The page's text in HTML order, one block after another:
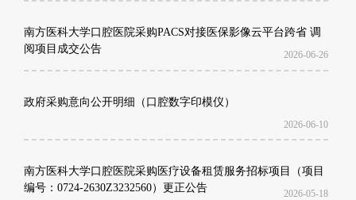
南方医科大学口腔医院采购PACS对接医保影像云平台跨省 调
阅项目成交公告
2026-06-26
政府采购意向公开明细（口腔数字印模仪）
2026-06-10
南方医科大学口腔医院采购医疗设备租赁服务招标项目（项目
编号：0724-2630Z3232560）更正公告
2026-05-18